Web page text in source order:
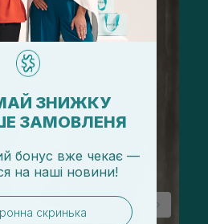
ЗНИЖКУ
ЗАМОВЛЕНЯ
бонус вже чекає —
на наші новини!